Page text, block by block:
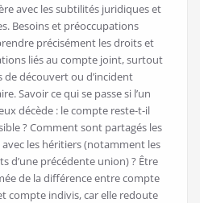
avec les subtilités juridiques et
Besoins et préoccupations
précisément les droits et
liés au compte joint, surtout
de découvert ou d’incident
Savoir ce qui se passe si l’un
décède : le compte reste-t-il
? Comment sont partagés les
les héritiers (notamment les
d’une précédente union) ? Être
de la différence entre compte
compte indivis, car elle redoute